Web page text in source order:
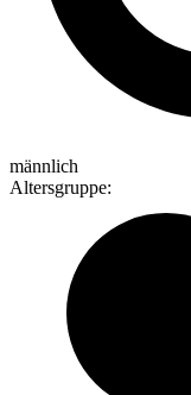
männlich
Altersgruppe: